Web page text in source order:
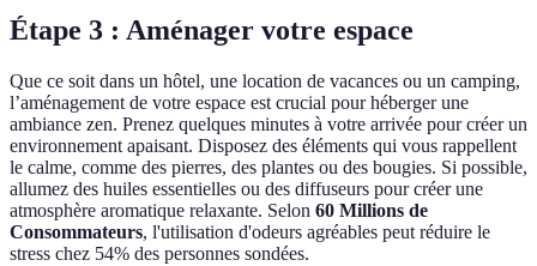
Étape 3 : Aménager votre espace
Que ce soit dans un hôtel, une location de vacances ou un camping,
l’aménagement de votre espace est crucial pour héberger une
ambiance zen. Prenez quelques minutes à votre arrivée pour créer un
environnement apaisant. Disposez des éléments qui vous rappellent
le calme, comme des pierres, des plantes ou des bougies. Si possible,
allumez des huiles essentielles ou des diffuseurs pour créer une
atmosphère aromatique relaxante. Selon 60 Millions de
Consommateurs, l'utilisation d'odeurs agréables peut réduire le
stress chez 54% des personnes sondées.